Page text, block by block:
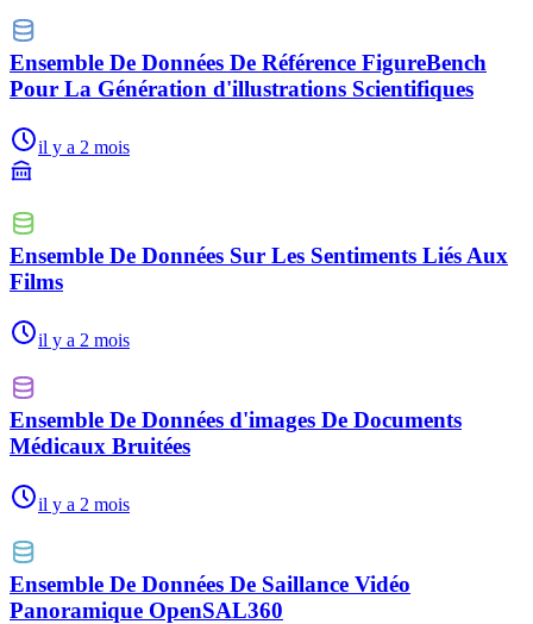
Ensemble De Données De Référence FigureBench
Pour La Génération d'illustrations Scientifiques
il y a 2 mois
Ensemble De Données Sur Les Sentiments Liés Aux
Films
il y a 2 mois
Ensemble De Données d'images De Documents
Médicaux Bruitées
il y a 2 mois
Ensemble De Données De Saillance Vidéo
Panoramique OpenSAL360